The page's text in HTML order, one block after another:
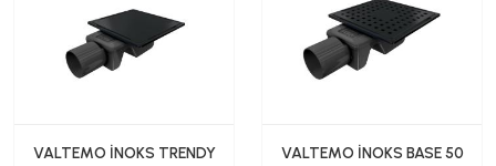
VALTEMO İNOKS TRENDY
VALTEMO İNOKS BASE 50